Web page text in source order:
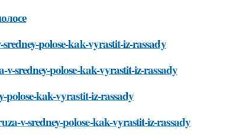
polose-kak-vyrastit-iz-rassady
sredney-polose-kak-vyrastit-iz-rassady
kak-vyrastit-iz-rassady
v-sredney-polose-kak-vyrastit-iz-rassady